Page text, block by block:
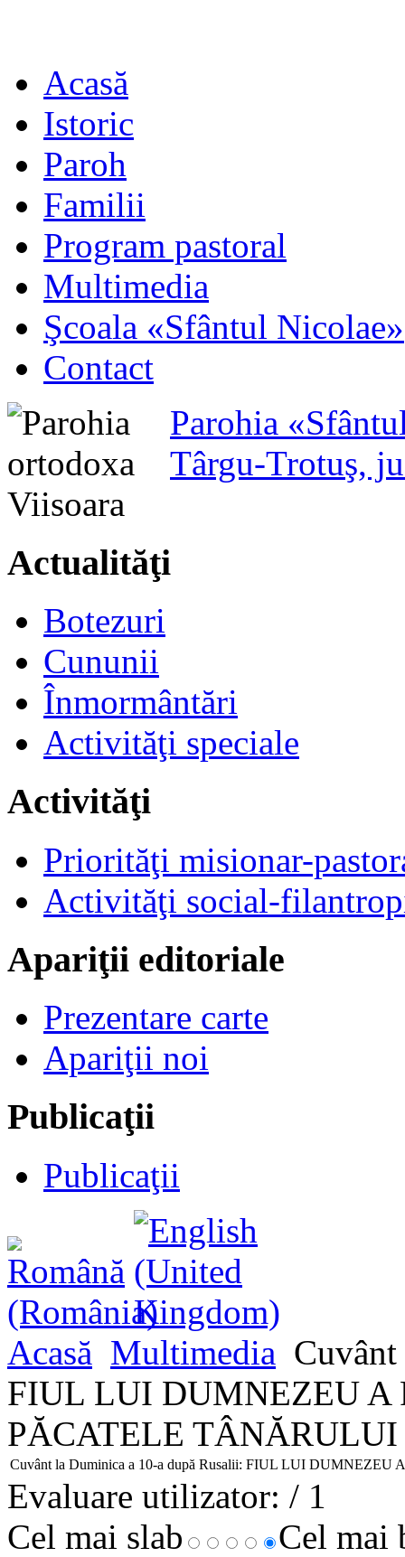
Acasă
Istoric
Paroh
Familii
Program pastoral
Multimedia
Şcoala «Sfântul Nicolae»
Contact
Parohia
Târgu-Trotuş,
Actualităţi
Botezuri
Cununii
Înmormântări
Activităţi speciale
Activităţi
Priorităţi misionar-
Activităţi social-
Apariţii editoriale
Prezentare carte
Apariţii noi
Publicaţii
Publicaţii
Acasă Multimedia
FIUL LUI DUMNEZEU A
PĂCATELE
Cuvânt la Duminica a 10-a după Rusalii: FIUL LUI
Evaluare utilizator: / 1
Cel mai slab
Cel mai